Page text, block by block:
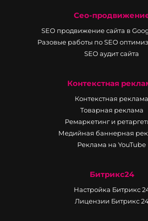
Сео-
SEO продвижение сайта в
Разовые работы по SEO
SEO аудит сайта
Контекстная
Контекстная реклама
Товарная реклама
Ремаркетинг и
Медийная баннерная
Реклама на YouTube
Битрикс24
Настройка Битрикс
Лицензии Битрикс